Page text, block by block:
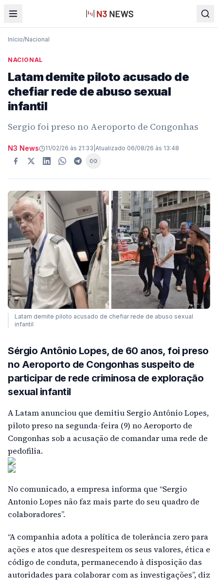
Início/Nacional
NACIONAL
Latam demite piloto acusado de
chefiar rede de abuso sexual
infantil
Sergio foi preso no Aeroporto de Congonhas
N3 News 11/02/26 às 21:33 Atualizado 06/08/26 às 13:48
Latam demite piloto acusado de chefiar rede de abuso sexual
infantil
Sérgio Antônio Lopes, de 60 anos, foi preso
no Aeroporto de Congonhas suspeito de
participar de rede criminosa de exploração
sexual infantil
A Latam anunciou que demitiu Sergio Antônio Lopes,
piloto preso na segunda-feira (9) no Aeroporto de
Congonhas sob a acusação de comandar uma rede de
pedofilia.
No comunicado, a empresa informa que “Sergio
Antonio Lopes não faz mais parte do seu quadro de
colaboradores”.
“A companhia adota a política de tolerância zero para
ações e atos que desrespeitem os seus valores, ética e
código de conduta, permanecendo à disposição das
autoridades para colaborar com as investigações”, diz